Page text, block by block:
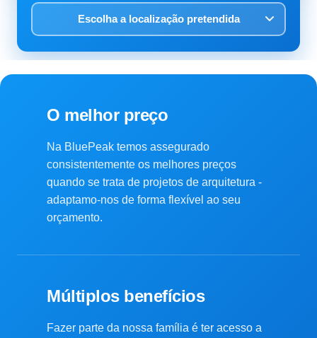
O melhor preço
Na BluePeak temos assegurado
consistentemente os melhores preços
quando se trata de projetos de arquitetura -
adaptamo-nos de forma flexível ao seu
orçamento.
Múltiplos benefícios
Fazer parte da nossa família é ter acesso a